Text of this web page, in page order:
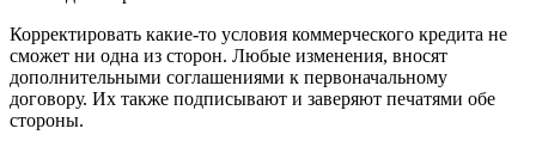
Корректировать какие-то условия коммерческого кредита не
сможет ни одна из сторон. Любые изменения, вносят
дополнительными соглашениями к первоначальному
договору. Их также подписывают и заверяют печатями обе
стороны.